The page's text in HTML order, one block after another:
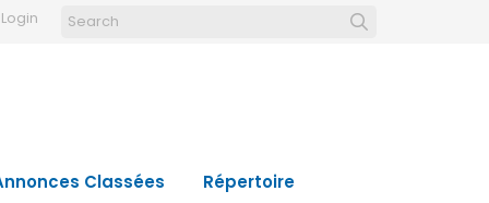
Login
Classées
Répertoire